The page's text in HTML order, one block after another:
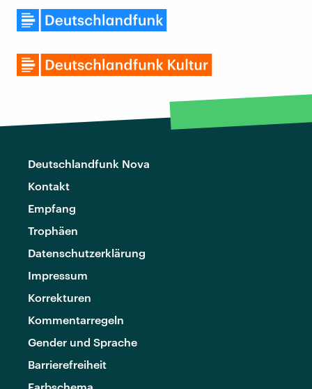
Deutschlandfunk Nova
Kontakt
Empfang
Trophäen
Datenschutzerklärung
Impressum
Korrekturen
Kommentarregeln
Gender und Sprache
Barrierefreiheit